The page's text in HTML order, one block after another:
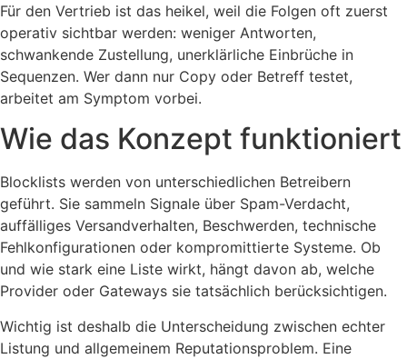
Für den Vertrieb ist das heikel, weil die Folgen oft zuerst
operativ sichtbar werden: weniger Antworten,
schwankende Zustellung, unerklärliche Einbrüche in
Sequenzen. Wer dann nur Copy oder Betreff testet,
arbeitet am Symptom vorbei.
Wie das Konzept funktioniert
Blocklists werden von unterschiedlichen Betreibern
geführt. Sie sammeln Signale über Spam-Verdacht,
auffälliges Versandverhalten, Beschwerden, technische
Fehlkonfigurationen oder kompromittierte Systeme. Ob
und wie stark eine Liste wirkt, hängt davon ab, welche
Provider oder Gateways sie tatsächlich berücksichtigen.
Wichtig ist deshalb die Unterscheidung zwischen echter
Listung und allgemeinem Reputationsproblem. Eine